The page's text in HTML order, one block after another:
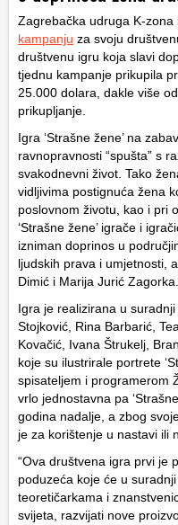
Zagrebačka udruga K-zona
kampanju za svoju
društvenu igru koja slavi
tjednu kampanje prikupila
25.000 dolara, dakle više
prikupljanje.
Igra ‘Strašne žene’ na
ravnopravnosti “spušta” s
svakodnevni život. Tako
vidljivima postignuća žena
poslovnom životu, kao i pri
‘Strašne žene’ igrače i
izniman doprinos u
ljudskih prava i umjetnosti,
Dimić i Marija Jurić Zagorka.
Igra je realizirana u
Stojković, Rina Barbarić,
Kovačić, Ivana Štrukelj,
koje su ilustrirale portrete
spisateljem i programerom
vrlo jednostavna pa
godina nadalje, a zbog
je za korištenje u nastavi ili
“Ova društvena igra prvi je
poduzeća koje će u
teoretičarkama i
svijeta, razvijati nove